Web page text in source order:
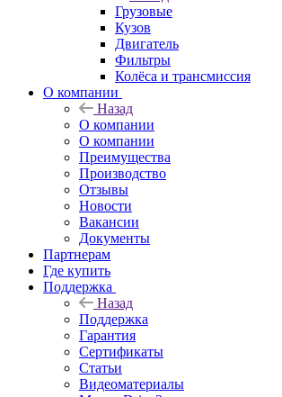
Грузовые
Кузов
Двигатель
Фильтры
Колёса и трансмиссия
О компании
Назад
О компании
О компании
Преимущества
Производство
Отзывы
Новости
Вакансии
Документы
Партнерам
Где купить
Поддержка
Назад
Поддержка
Гарантия
Сертификаты
Статьи
Видеоматериалы